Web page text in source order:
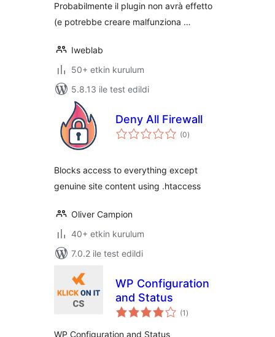
Probabilmente il plugin non avrà effetto
(e potrebbe creare malfunziona …
Iweblab
50+ etkin kurulum
5.8.13 ile test edildi
Deny All Firewall
(0toplam
puan
)
Blocks access to everything except
genuine site content using .htaccess
Oliver Campion
40+ etkin kurulum
7.0.2 ile test edildi
WP Configuration
and Status
(1 toplam
puan
)
WP Configuration and Status